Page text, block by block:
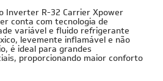
Inverter R-32 Carrier Xpower
conta com tecnologia de
variável e fluido refrigerante
levemente inflamável e não
é ideal para grandes
proporcionando maior conforto